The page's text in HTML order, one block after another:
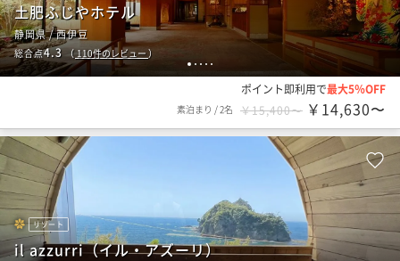
1 2 3 4 5
土肥ふじやホテル
静岡県 / 西伊豆
総合点4.3 （110件のレビュー）
ポイント即利用で最大5％OFF
素泊まり /2名 ￥15,400〜 ￥14,630〜
リゾート
il azzurri（イル・アズーリ）